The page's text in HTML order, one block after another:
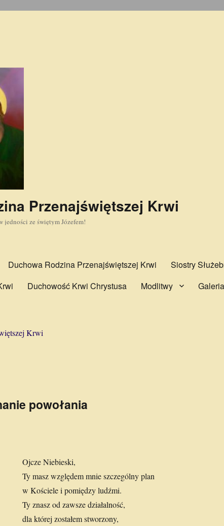
Przenajświętszej Krwi
jedności ze świętym Józefem!
Duchowa Rodzina Przenajświętszej Krwi Siostry
Duchowość Krwi Chrystusa Modlitwy Galeria
powołania
Ojcze Niebieski,
Ty masz względem mnie szczególny plan
w Kościele i pomiędzy ludźmi.
Ty znasz od zawsze działalność,
dla której zostałem stworzony,